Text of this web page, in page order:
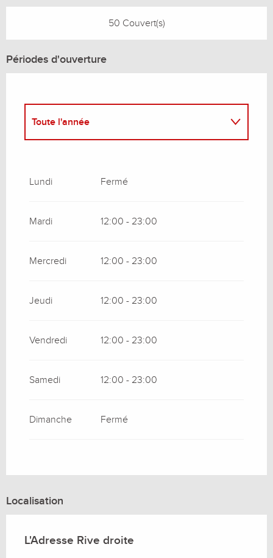
50 Couvert(s)
Périodes d'ouverture
Toute l'année
Lundi
Fermé
Mardi 12:00 - 23:00
Mercredi 12:00 - 23:00
Jeudi 12:00 - 23:00
Vendredi 12:00 - 23:00
Samedi 12:00 - 23:00
Dimanche Fermé
Localisation
L'Adresse Rive droite